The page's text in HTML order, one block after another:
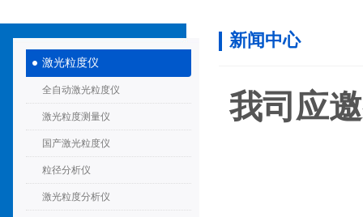
激光粒度仪
全自动激光粒度仪
激光粒度测量仪
国产激光粒度仪
粒径分析仪
激光粒度分析仪
新闻中心
我司应